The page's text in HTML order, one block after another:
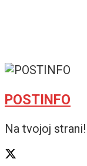
POSTINFO
Na tvojoj strani!